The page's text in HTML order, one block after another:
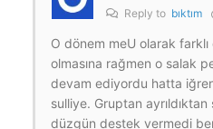
Reply to bıktım
O dönem meU olarak
olmasına rağmen o salak
devam ediyordu hatta
sulliye. Gruptan
düzgün destek vermedi